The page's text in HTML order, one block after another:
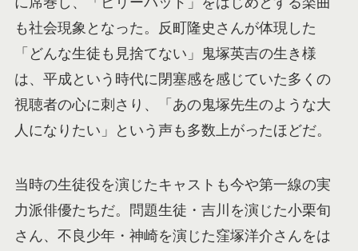
も社会現象となった。反町隆史さんが体現した
「どんな生徒も見捨てない」鬼塚英吉の生き様
は、平成という時代に閉塞感を感じていた多くの
視聴者の心に刺さり、「あの鬼塚先生のような大
人になりたい」という声も多数上がったほどだ。
当時の生徒役を演じたキャストも今や第一線の実
力派俳優たちだ。問題生徒・吉川を演じた小栗旬
さん、不良少年・神崎を演じた窪塚洋介さんをは